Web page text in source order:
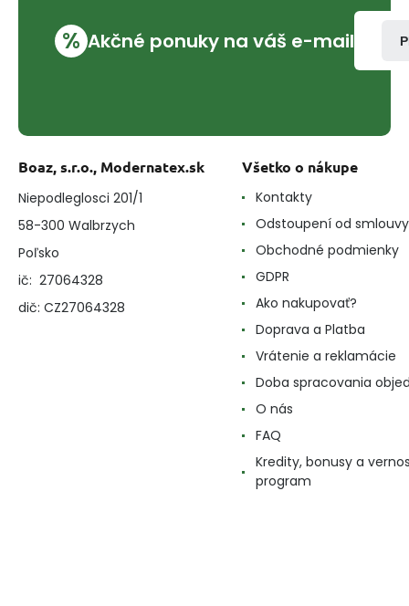
% Akčné ponuky na váš e-mail
Boaz, s.r.o., Modernatex.sk
Niepodleglosci 201/1
58-300 Walbrzych
Poľsko
ič: 27064328
dič: CZ27064328
Všetko o nákupe
Kontakty
Odstoupení od smlouvy
Obchodné podmienky
GDPR
Ako nakupovať?
Doprava a Platba
Vrátenie a reklamácie
Doba spracovania
O nás
FAQ
Kredity, bonusy a
program